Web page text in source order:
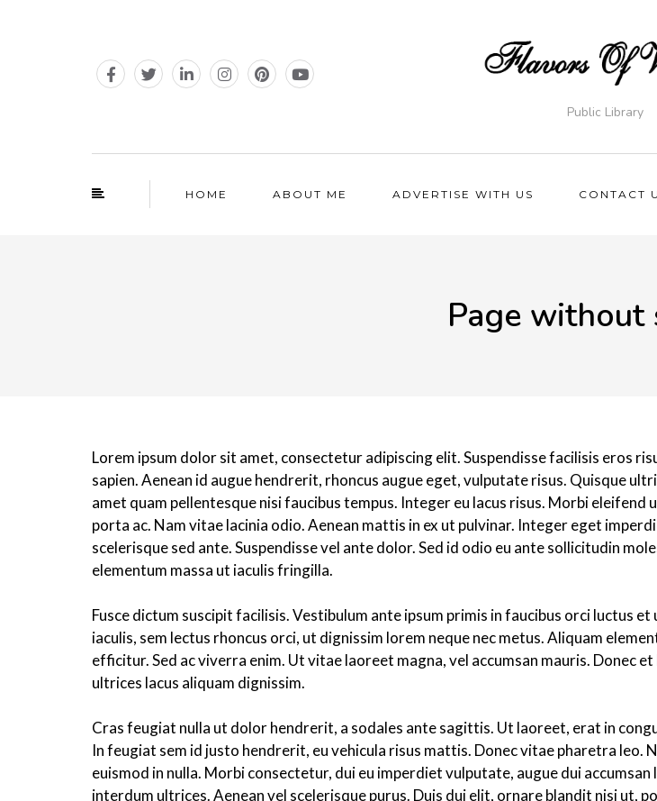
Public Library
HOME ABOUT ME ADVERTISE WITH US CONTACT
Page without
Lorem ipsum dolor sit amet, consectetur adipiscing elit. Suspendisse facilisis eros
sapien. Aenean id augue hendrerit, rhoncus augue eget, vulputate risus. Quisque
amet quam pellentesque nisi faucibus tempus. Integer eu lacus risus. Morbi
porta ac. Nam vitae lacinia odio. Aenean mattis in ex ut pulvinar. Integer eget
scelerisque sed ante. Suspendisse vel ante dolor. Sed id odio eu ante sollicitudin
elementum massa ut iaculis fringilla.
Fusce dictum suscipit facilisis. Vestibulum ante ipsum primis in faucibus orci luctus
iaculis, sem lectus rhoncus orci, ut dignissim lorem neque nec metus. Aliquam
efficitur. Sed ac viverra enim. Ut vitae laoreet magna, vel accumsan mauris. Donec
ultrices lacus aliquam dignissim.
Cras feugiat nulla ut dolor hendrerit, a sodales ante sagittis. Ut laoreet, erat in
In feugiat sem id justo hendrerit, eu vehicula risus mattis. Donec vitae pharetra
euismod in nulla. Morbi consectetur, dui eu imperdiet vulputate, augue dui
interdum ultrices. Aenean vel scelerisque purus. Duis dui elit, ornare blandit nisi ut,